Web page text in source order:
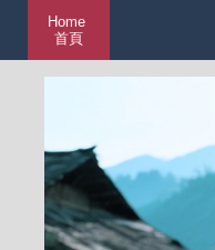
Home
首頁